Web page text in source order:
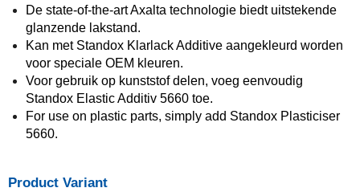
De state-of-the-art Axalta technologie biedt uitstekende
glanzende lakstand.
Kan met Standox Klarlack Additive aangekleurd worden
voor speciale OEM kleuren.
Voor gebruik op kunststof delen, voeg eenvoudig
Standox Elastic Additiv 5660 toe.
For use on plastic parts, simply add Standox Plasticiser
5660.
Product Variant